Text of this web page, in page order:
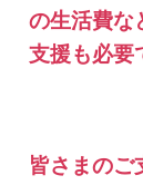
の生活費な
支援も必要
皆さまのご